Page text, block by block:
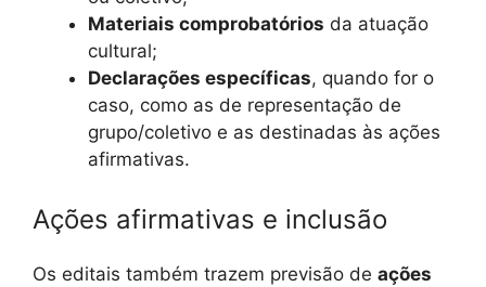
Materiais comprobatórios da atuação
cultural;
Declarações específicas, quando for o
caso, como as de representação de
grupo/coletivo e as destinadas às ações
afirmativas.
Ações afirmativas e inclusão
Os editais também trazem previsão de ações